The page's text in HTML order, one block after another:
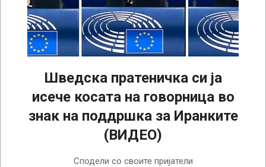
Шведска пратеничка си ја
исече косата на говорница во
знак на поддршка за Иранките
(ВИДЕО)
Сподели со своите пријатели